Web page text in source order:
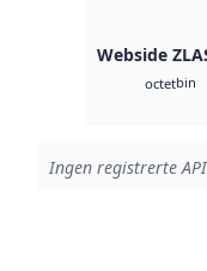
Webside
octetbin
Ingen registrerte